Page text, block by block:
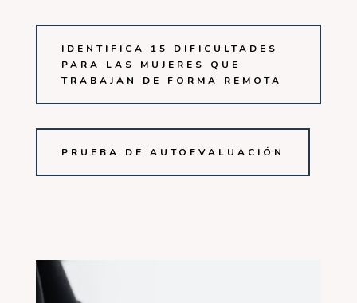
IDENTIFICA 15 DIFICULTADES
PARA LAS MUJERES QUE
TRABAJAN DE FORMA REMOTA
PRUEBA DE AUTOEVALUACIÓN